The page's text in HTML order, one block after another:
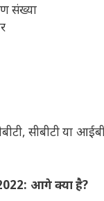
संख्या
सीबीटी या
आगे क्या है?